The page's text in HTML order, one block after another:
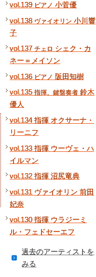
vol.139 ピアノ 小菅優
vol.138 ヴァイオリン 小川響
子
vol.137 チェロ シェク・カ
ネー＝メイソン
vol.136 ピアノ 阪田知樹
vol.135 指揮、鍵盤奏者 鈴木
優人
vol.134 指揮 オクサーナ・
リーニフ
vol.133 指揮 ウーヴェ・ハ
イルマン
vol.132 指揮 沼尻竜典
vol.131 ヴァイオリン 前田
妃奈
vol.130 指揮 ウラジーミ
ル・フェドセーエフ
過去のアーティストを
みる